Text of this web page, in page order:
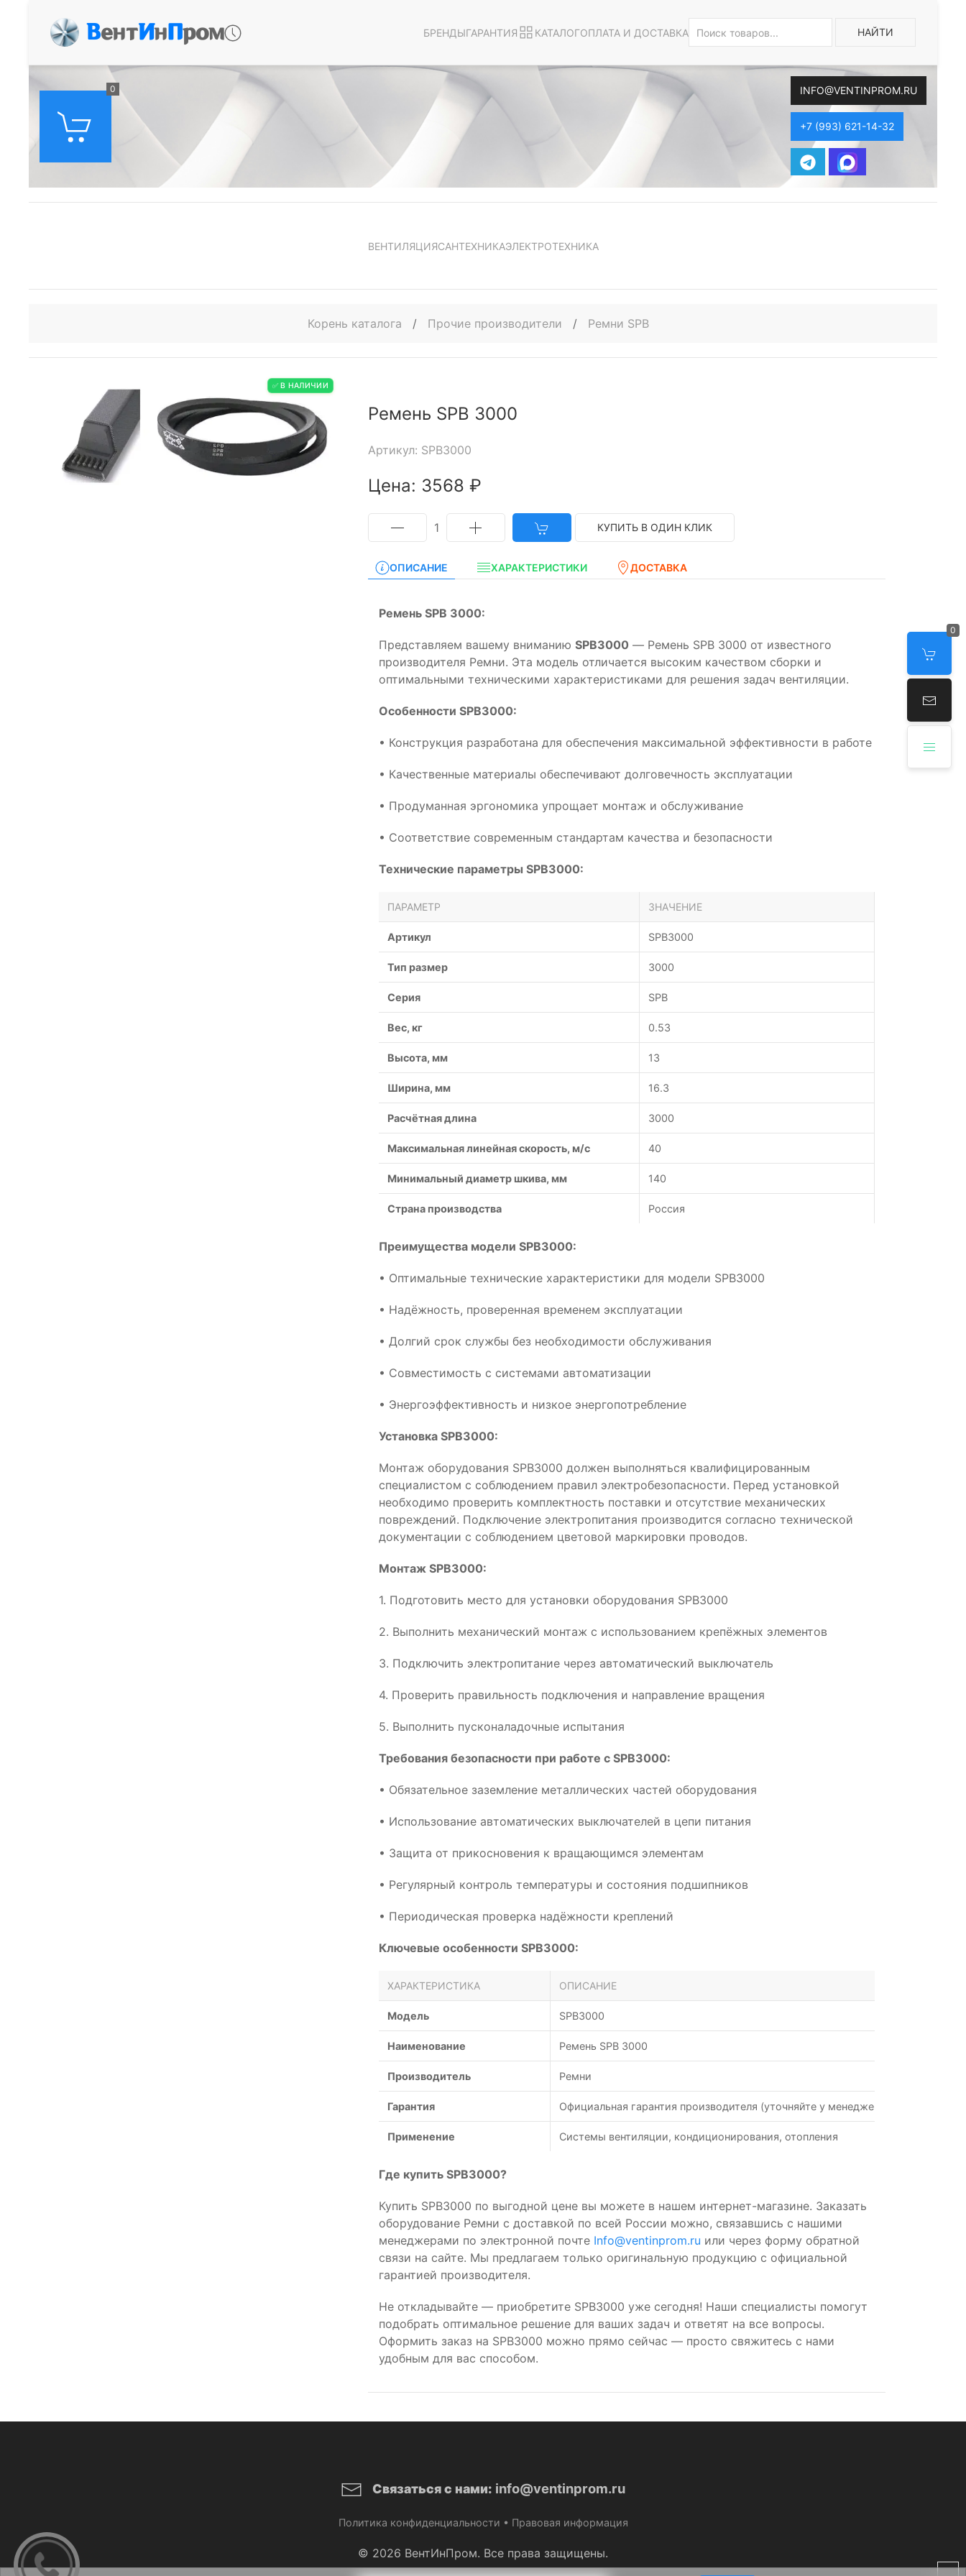
ВентИнПром БРЕНДЫГАРАНТИЯ КАТАЛОГОПЛАТА И ДОСТАВКА НАЙТИ
0 INFO@VENTINPROM.RU
+7 (993) 621-14-32
0
ВЕНТИЛЯЦИЯСАНТЕХНИКАЭЛЕКТРОТЕХНИКА
Корень каталога / Прочие производители / Ремни SPB
✅ В НАЛИЧИИ
Ремень SPB 3000
Артикул: SPB3000
Цена: 3568 ₽
1 КУПИТЬ В ОДИН КЛИК
ОПИСАНИЕ ХАРАКТЕРИСТИКИ ДОСТАВКА
Ремень SPB 3000:
Представляем вашему вниманию SPB3000 — Ремень SPB 3000 от известного
производителя Ремни. Эта модель отличается высоким качеством сборки и
оптимальными техническими характеристиками для решения задач вентиляции.
Особенности SPB3000:
• Конструкция разработана для обеспечения максимальной эффективности в работе
• Качественные материалы обеспечивают долговечность эксплуатации
• Продуманная эргономика упрощает монтаж и обслуживание
• Соответствие современным стандартам качества и безопасности
Технические параметры SPB3000:
ПАРАМЕТР ЗНАЧЕНИЕ
Артикул SPB3000
Тип размер 3000
Серия SPB
Вес, кг 0.53
Высота, мм 13
Ширина, мм 16.3
Расчётная длина 3000
Максимальная линейная скорость, м/с 40
Минимальный диаметр шкива, мм 140
Страна производства Россия
Преимущества модели SPB3000:
• Оптимальные технические характеристики для модели SPB3000
• Надёжность, проверенная временем эксплуатации
• Долгий срок службы без необходимости обслуживания
• Совместимость с системами автоматизации
• Энергоэффективность и низкое энергопотребление
Установка SPB3000:
Монтаж оборудования SPB3000 должен выполняться квалифицированным
специалистом с соблюдением правил электробезопасности. Перед установкой
необходимо проверить комплектность поставки и отсутствие механических
повреждений. Подключение электропитания производится согласно технической
документации с соблюдением цветовой маркировки проводов.
Монтаж SPB3000:
1. Подготовить место для установки оборудования SPB3000
2. Выполнить механический монтаж с использованием крепёжных элементов
3. Подключить электропитание через автоматический выключатель
4. Проверить правильность подключения и направление вращения
5. Выполнить пусконаладочные испытания
Требования безопасности при работе с SPB3000:
• Обязательное заземление металлических частей оборудования
• Использование автоматических выключателей в цепи питания
• Защита от прикосновения к вращающимся элементам
• Регулярный контроль температуры и состояния подшипников
• Периодическая проверка надёжности креплений
Ключевые особенности SPB3000:
ХАРАКТЕРИСТИКА ОПИСАНИЕ
Модель SPB3000
Наименование Ремень SPB 3000
Производитель Ремни
Гарантия Официальная гарантия производителя (уточняйте у менеджеров)
Применение Системы вентиляции, кондиционирования, отопления
Где купить SPB3000?
Купить SPB3000 по выгодной цене вы можете в нашем интернет-магазине. Заказать
оборудование Ремни с доставкой по всей России можно, связавшись с нашими
менеджерами по электронной почте Info@ventinprom.ru или через форму обратной
связи на сайте. Мы предлагаем только оригинальную продукцию с официальной
гарантией производителя.
Не откладывайте — приобретите SPB3000 уже сегодня! Наши специалисты помогут
подобрать оптимальное решение для ваших задач и ответят на все вопросы.
Оформить заказ на SPB3000 можно прямо сейчас — просто свяжитесь с нами
удобным для вас способом.
Связаться с нами: info@ventinprom.ru
Политика конфиденциальности • Правовая информация
© 2026 ВентИнПром. Все права защищены.